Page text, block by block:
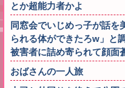
とか超能力者かよ
同窓会でいじめっ子が話を
られる体ができたろw」と
被害者に詰め寄られて顔面
おばさんの一人旅